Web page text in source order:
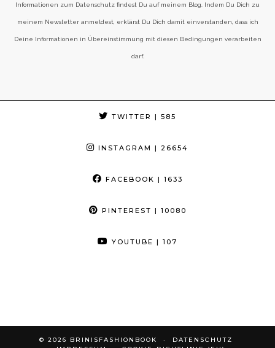
Informationen zum Datenschutz findest Du auf meinem Blog. Indem Du Dich zu
meinem Newsletter anmeldest, erklärst Du Dich damit einverstanden, dass ich
Deine Informationen in Übereinstimmung mit diesen Bedingungen verarbeiten
darf.
TWITTER | 585
INSTAGRAM | 26654
FACEBOOK | 1633
PINTEREST | 10080
YOUTUBE | 107
© 2026 BRINISFASHIONBOOK
DATENSCHUTZ